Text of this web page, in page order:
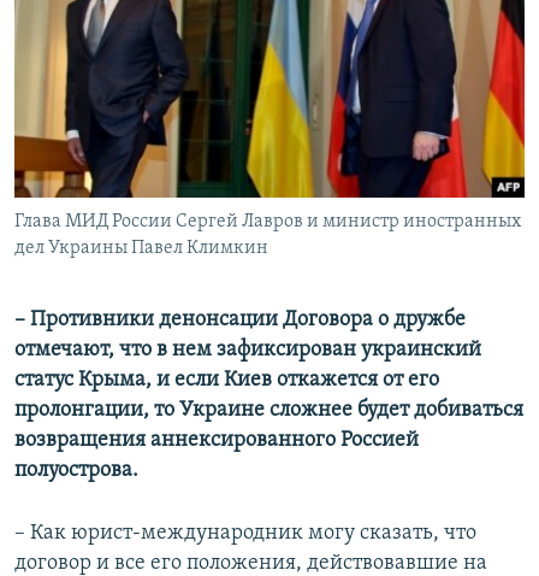
Глава МИД России Сергей Лавров и министр иностранных
дел Украины Павел Климкин
– Противники денонсации Договора о дружбе
отмечают, что в нем зафиксирован украинский
статус Крыма, и если Киев откажется от его
пролонгации, то Украине сложнее будет добиваться
возвращения аннексированного Россией
полуострова.
– Как юрист-международник могу сказать, что
договор и все его положения, действовавшие на